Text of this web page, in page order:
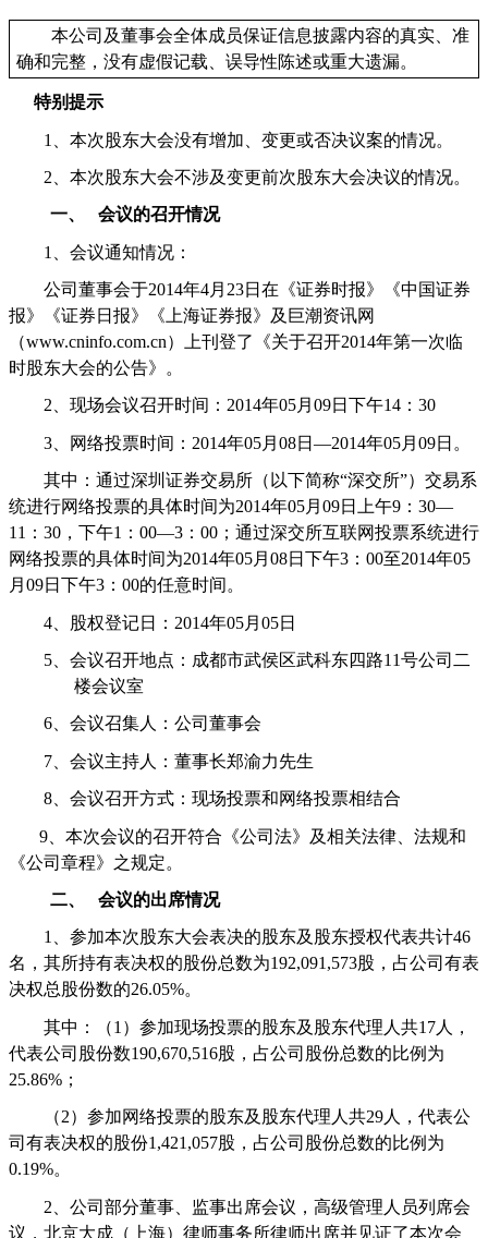
本公司及董事会全体成员保证信息披露内容的真实、准
确和完整，没有虚假记载、误导性陈述或重大遗漏。
特别提示
1 、本次股东大会没有增加、变更或否决议案的情况。
2 、本次股东大会不涉及变更前次股东大会决议的情况。
一、 会议的召开情况
1、 会议通知情况：
公司董事会于2014年4月 23日在《证券时报》《中国证券
报》《证券日报》《上海证券报》及巨潮资讯网
（www.cninfo.com.cn）上刊登了《关于召开2014年第一次临
时股东大会的公告》。
2、 现场会议召开时间： 2014年05月 09日下午14 ： 30
3、 网络投票时间： 2014年05月 08日—2014年05月 09日。
其中：通过深圳证券交易所（以下简称“深交所”）交易系
统进行网络投票的具体时间为2014年05月 09日上午9 ： 30—
11 ： 30 ，下午1 ： 00—3 ： 00 ；通过深交所互联网投票系统进行
网络投票的具体时间为2014年05月 08日下午3 ： 00至2014年05
月 09日下午3 ： 00的任意时间。
4、 股权登记日： 2014年05月 05日
5、 会议召开地点：成都市武侯区武科东四路11号公司二
楼会议室
6、 会议召集人：公司董事会
7、 会议主持人：董事长郑渝力先生
8、 会议召开方式：现场投票和网络投票相结合
9、 本次会议的召开符合《公司法》及相关法律、法规和
《公司章程》之规定。
二、 会议的出席情况
1 、参加本次股东大会表决的股东及股东授权代表共计46
名，其所持有表决权的股份总数为192,091,573股，占公司有表
决权总股份数的26.05%。
其中：（1 ）参加现场投票的股东及股东代理人共17人，
代表公司股份数190,670,516股，占公司股份总数的比例为
25.86% ；
（2）参加网络投票的股东及股东代理人共29人，代表公
司有表决权的股份1,421,057股，占公司股份总数的比例为
0.19%。
2 、公司部分董事、监事出席会议，高级管理人员列席会
议，北京大成（上海）律师事务所律师出席并见证了本次会